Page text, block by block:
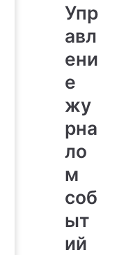
Упр
авл
ени
е
жу
рна
ло
м
соб
ыт
ий